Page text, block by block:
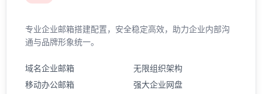
专业企业邮箱搭建配置，安全稳定高效，助力企业内部沟
通与品牌形象统一。
域名企业邮箱
无限组织架构
移动办公邮箱
强大企业网盘